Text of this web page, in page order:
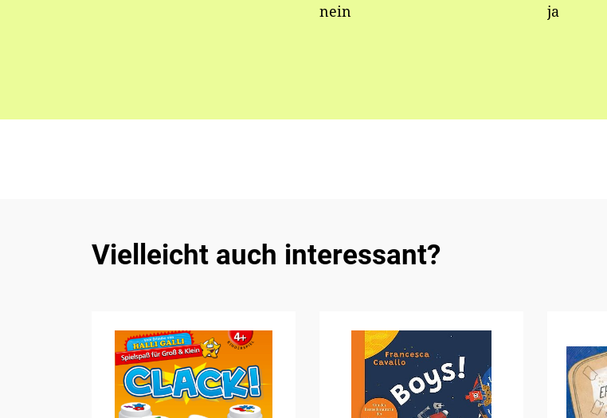
nein ja
Vielleicht auch interessant?